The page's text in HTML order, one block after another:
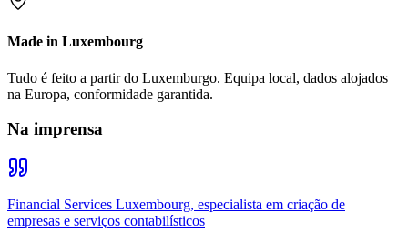
Made in Luxembourg
Tudo é feito a partir do Luxemburgo. Equipa local, dados alojados
na Europa, conformidade garantida.
Na imprensa
Financial Services Luxembourg, especialista em criação de
empresas e serviços contabilísticos